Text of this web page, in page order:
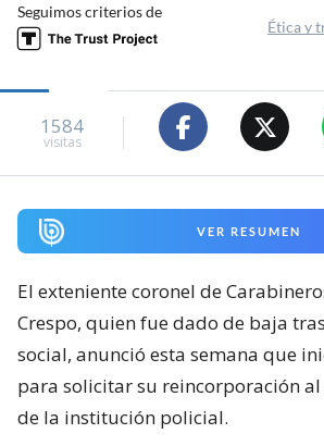
Seguimos criterios de
Ética y
1584
visitas
VER RESUMEN
El exteniente coronel de
Crespo, quien fue dado de baja
social, anunció esta semana que
para solicitar su reincorporación al
de la institución policial.